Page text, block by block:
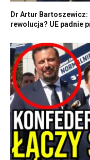
Dr Artur
rewolucja? UE padnie